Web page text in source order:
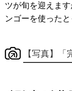
ツが旬を迎えま
ンゴーを使った
【写真】「